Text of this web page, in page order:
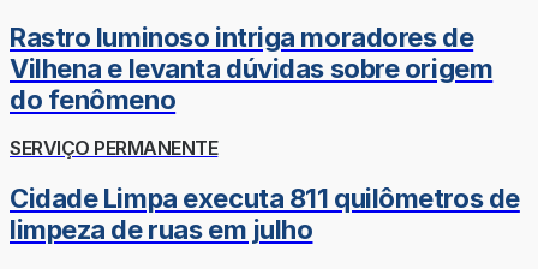
Rastro luminoso intriga moradores de
Vilhena e levanta dúvidas sobre origem
do fenômeno
SERVIÇO PERMANENTE
Cidade Limpa executa 811 quilômetros de
limpeza de ruas em julho